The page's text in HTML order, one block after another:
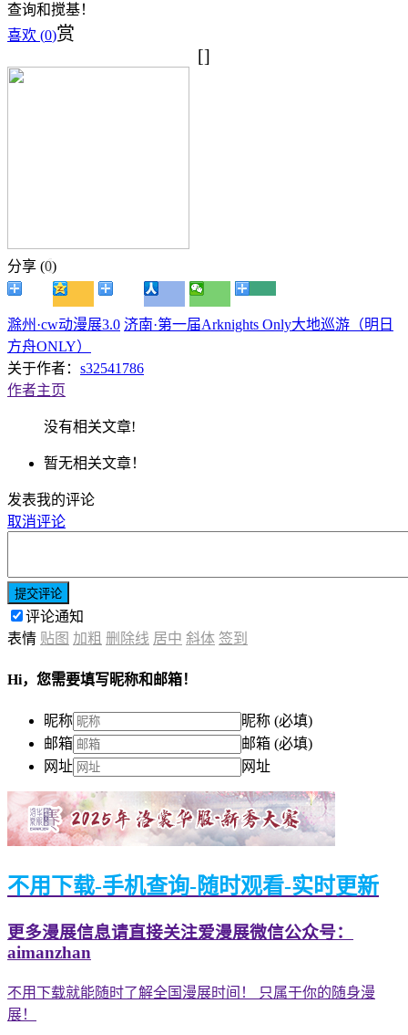
查询和搅基！
喜欢 (0)赏
[]
分享 (0)
滁州·cw动漫展3.0 济南·第一届Arknights Only大地巡游（明日
方舟ONLY）
关于作者： s32541786
作者主页
没有相关文章!
暂无相关文章！
发表我的评论
取消评论
提交评论
评论通知
表情 贴图 加粗 删除线 居中 斜体 签到
Hi，您需要填写昵称和邮箱！
昵称
昵称 (必填)
邮箱
邮箱 (必填)
网址
网址
不用下载-手机查询-随时观看-实时更新
更多漫展信息请直接关注爱漫展微信公众号：
aimanzhan
不用下载就能随时了解全国漫展时间！ 只属于你的随身漫
展！